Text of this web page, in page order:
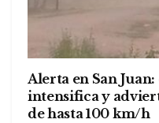
Alerta en San
intensifica y
de hasta 100 km/h